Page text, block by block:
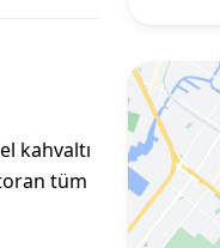
kahvaltı
tüm